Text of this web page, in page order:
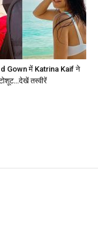
Gown में Katrina Kaif ने
तस्वीरें